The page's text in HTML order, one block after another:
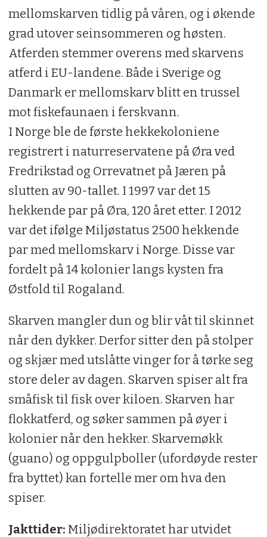
mellomskarven tidlig på våren, og i økende
grad utover seinsommeren og høsten.
Atferden stemmer overens med skarvens
atferd i EU-landene. Både i Sverige og
Danmark er mellomskarv blitt en trussel
mot fiskefaunaen i ferskvann.
I Norge ble de første hekkekoloniene
registrert i naturreservatene på Øra ved
Fredrikstad og Orrevatnet på Jæren på
slutten av 90-tallet. I 1997 var det 15
hekkende par på Øra, 120 året etter. I 2012
var det ifølge Miljøstatus 2500 hekkende
par med mellomskarv i Norge. Disse var
fordelt på 14 kolonier langs kysten fra
Østfold til Rogaland.
Skarven mangler dun og blir våt til skinnet
når den dykker. Derfor sitter den på stolper
og skjær med utslåtte vinger for å tørke seg
store deler av dagen. Skarven spiser alt fra
småfisk til fisk over kiloen. Skarven har
flokkatferd, og søker sammen på øyer i
kolonier når den hekker. Skarvemøkk
(guano) og oppgulpboller (ufordøyde rester
fra byttet) kan fortelle mer om hva den
spiser.
Jakttider: Miljødirektoratet har utvidet